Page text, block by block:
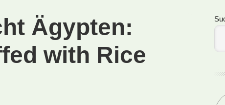
Ägypten:
with Rice